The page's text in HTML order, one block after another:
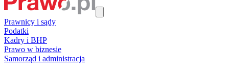
Prawnicy i sądy
Podatki
Kadry i BHP
Prawo w biznesie
Samorząd i administracja